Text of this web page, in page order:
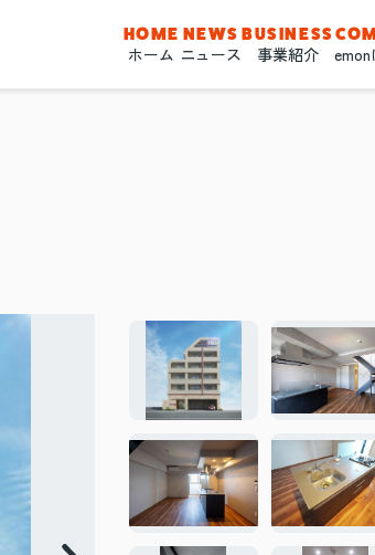
HOME
ホーム
NEWS
ニュース
BUSINESS
事業紹介